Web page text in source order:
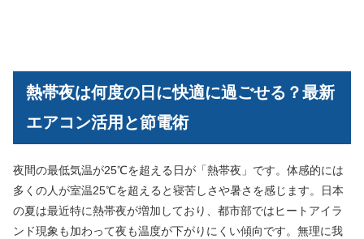
熱帯夜は何度の日に快適に過ごせる？最新
エアコン活用と節電術
夜間の最低気温が25℃を超える日が「熱帯夜」です。体感的には
多くの人が室温25℃を超えると寝苦しさや暑さを感じます。日本
の夏は最近特に熱帯夜が増加しており、都市部ではヒートアイラ
ンド現象も加わって夜も温度が下がりにくい傾向です。無理に我